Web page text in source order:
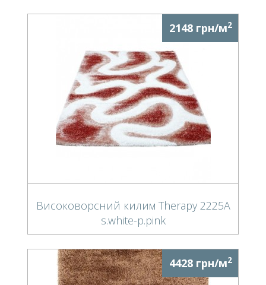
2148 грн/м2
Високоворсний килим Therapy 2225A
s.white-p.pink
4428 грн/м2